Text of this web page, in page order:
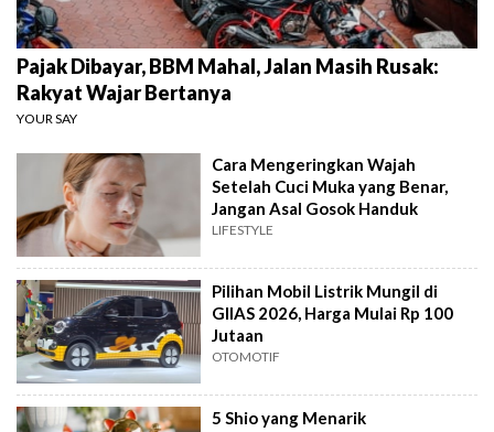
Pajak Dibayar, BBM Mahal, Jalan Masih Rusak:
Rakyat Wajar Bertanya
YOUR SAY
Cara Mengeringkan Wajah
Setelah Cuci Muka yang Benar,
Jangan Asal Gosok Handuk
LIFESTYLE
Pilihan Mobil Listrik Mungil di
GIIAS 2026, Harga Mulai Rp 100
Jutaan
OTOMOTIF
5 Shio yang Menarik